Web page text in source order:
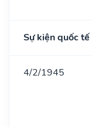
Sự kiện quốc tế
4/2/1945